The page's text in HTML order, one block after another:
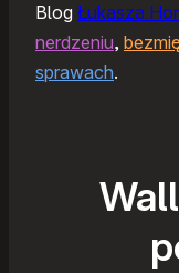
Blog Łukasza
nerdzeniu,
sprawach.